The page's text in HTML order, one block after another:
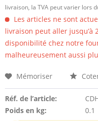
livraison, la TVA peut varier lors
Les articles ne sont
livraison peut aller jusqu’à
disponibilité chez notre
malheureusement aussi
Mémoriser
Réf. de l’article:
Poids en kg:
0.1